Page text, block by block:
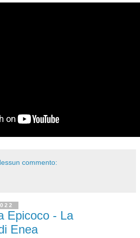
commento:
Epicoco - La
Enea